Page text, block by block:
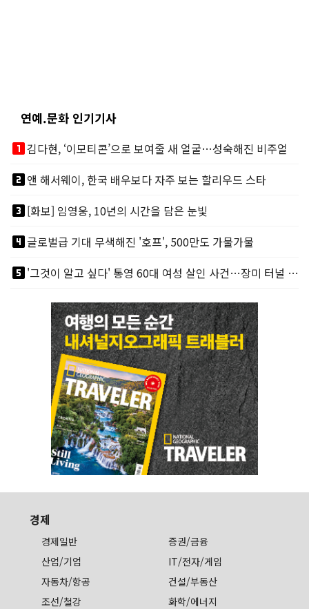
연예.문화 인기기사
looks_one김다현, ‘이모티콘’으로 보여줄 새 얼굴…성숙해진 비주얼
looks_two앤 해서웨이, 한국 배우보다 자주 보는 할리우드 스타
looks_3[화보] 임영웅, 10년의 시간을 담은 눈빛
looks_4글로벌급 기대 무색해진 '호프', 500만도 가물가물
looks_5
'그것이 알고 싶다' 통영 60대 여성 살인 사건…장미 터널 아래 킬러, 누구냐 넌?
경제
경제일반
증권/금융
산업/기업
IT/전자/게임
자동차/항공
건설/부동산
조선/철강
화학/에너지